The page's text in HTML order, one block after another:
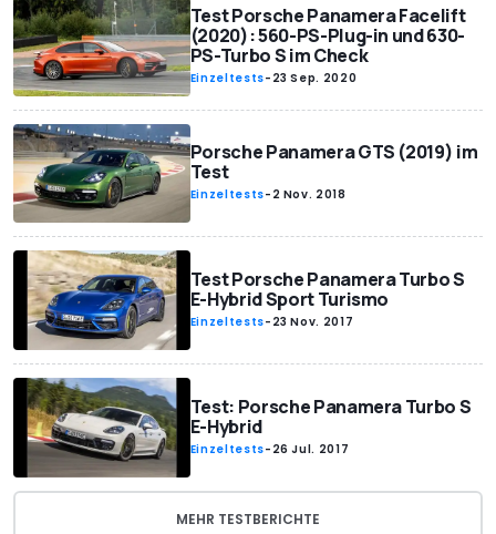
Test Porsche Panamera Facelift
(2020): 560-PS-Plug-in und 630-
PS-Turbo S im Check
Einzeltests- 23 Sep. 2020
Porsche Panamera GTS (2019) im
Test
Einzeltests- 2 Nov. 2018
Test Porsche Panamera Turbo S
E-Hybrid Sport Turismo
Einzeltests- 23 Nov. 2017
Test: Porsche Panamera Turbo S
E-Hybrid
Einzeltests- 26 Jul. 2017
MEHR TESTBERICHTE